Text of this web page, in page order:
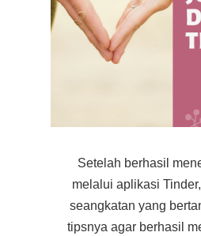
Setelah berhasil
melalui aplikasi
seangkatan yang
tipsnya agar berhasil